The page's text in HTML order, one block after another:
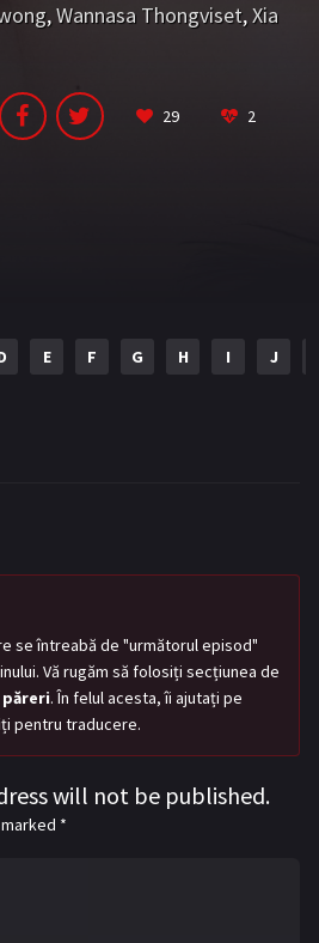
,Wannasa Thongviset,Xia
29 2
E F G H I J
se întreabă de "următorul episod"
Vă rugăm să folosiți secțiunea de
păreri. În felul acesta, îi ajutați pe
pentru traducere.
will not be published.
*